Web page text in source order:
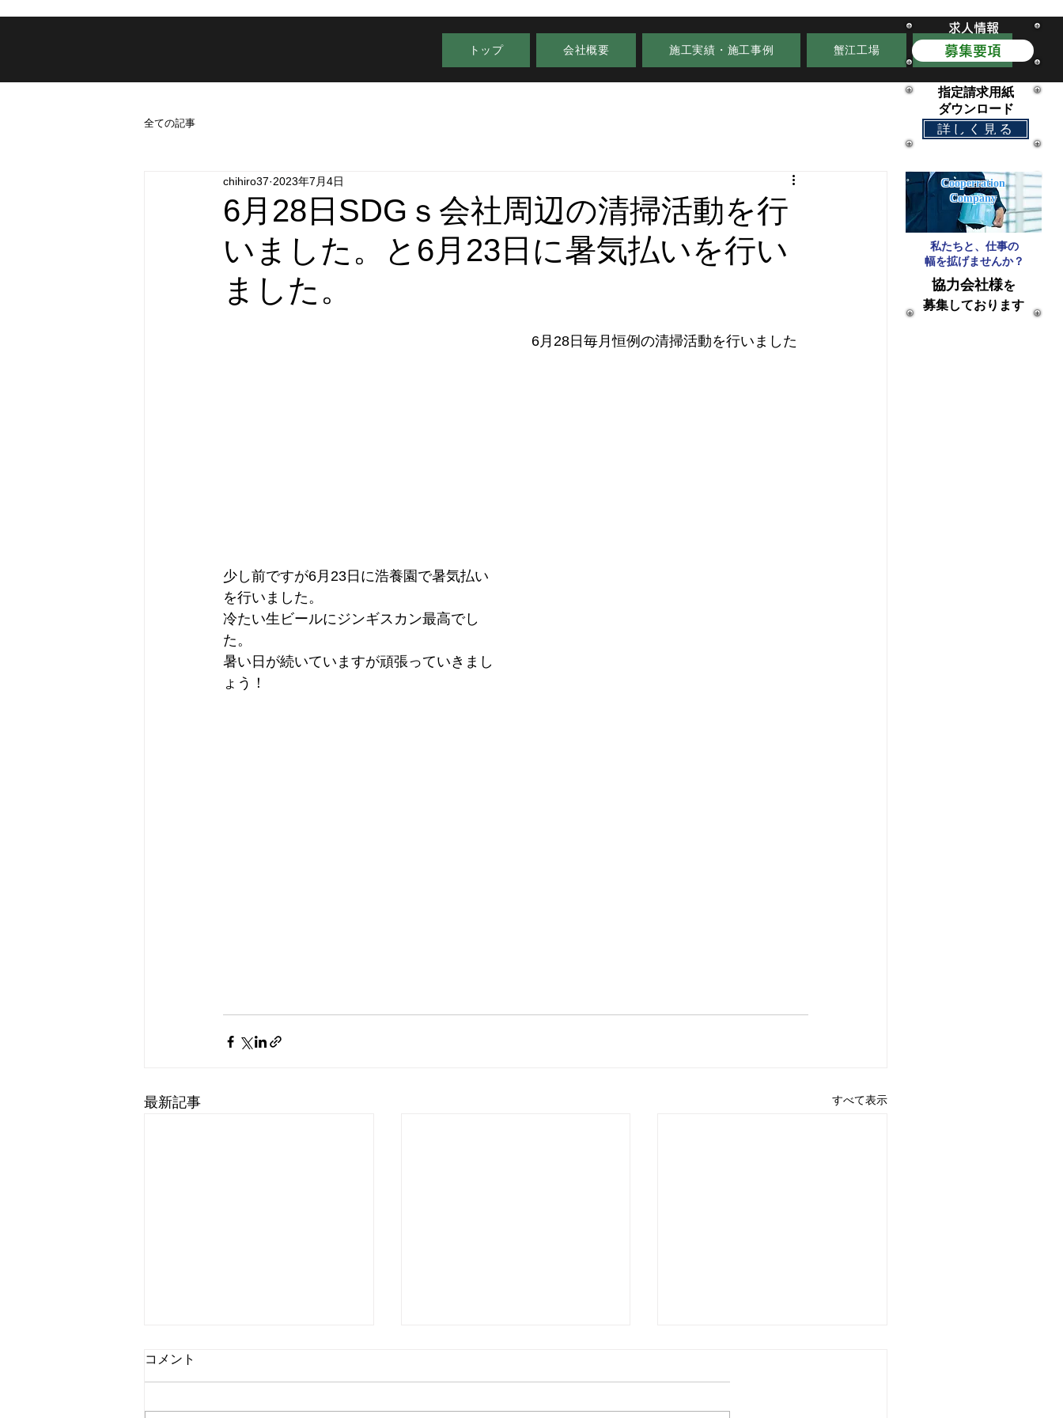
求人情報
募集要項
指定請求用紙
​ダウンロード
詳しく見る
Cooperration
Company
私たちと、仕事の
​幅を拡げませんか？
協力会社様を
​募集しております
トップ 会社概要 施工実績・施工事例 蟹江工場 お知らせ
全ての記事
6月28日SDGｓ会社周辺の清掃活動を行
いました。と6月23日に暑気払いを行い
ました。
chihiro37 2023年7月4日
6月28日毎月恒例の清掃活動を行いました
少し前ですが6月23日に浩養園で暑気払い
を行いました。
冷たい生ビールにジンギスカン最高でし
た。
暑い日が続いていますが頑張っていきまし
ょう！
最新記事 すべて表示
コメント